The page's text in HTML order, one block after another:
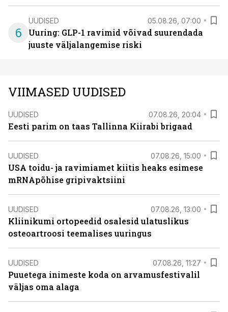
6
UUDISED 05.08.26, 07:00
Uuring: GLP-1 ravimid võivad suurendada
juuste väljalangemise riski
VIIMASED UUDISED
UUDISED 07.08.26, 20:04
Eesti parim on taas Tallinna Kiirabi brigaad
UUDISED 07.08.26, 15:00
USA toidu- ja ravimiamet kiitis heaks esimese
mRNApõhise gripivaktsiini
UUDISED 07.08.26, 13:00
Kliinikumi ortopeedid osalesid ulatuslikus
osteoartroosi teemalises uuringus
UUDISED 07.08.26, 11:27
Puuetega inimeste koda on arvamusfestivalil
väljas oma alaga